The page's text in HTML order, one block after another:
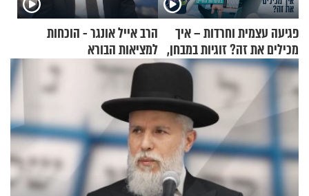
פגיעה עצמית וחרדות – איך
מכילים את זה? זוגיות במבחן,
הפעם עם יהודית ואלתר כהן
הרב אייל אונגר - הוכחות
למציאות הבורא